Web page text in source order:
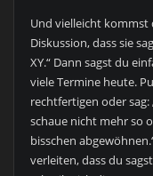
Und vielleicht kommst
Diskussion, dass sie
XY.“ Dann sagst du
viele Termine heute.
rechtfertigen oder sag:
schaue nicht mehr so
bisschen
verleiten, dass du